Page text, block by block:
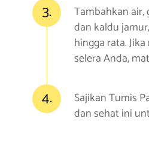
3.
Tambahkan air,
dan kaldu
hingga rata.
selera Anda,
4.
Sajikan Tumis
dan sehat ini